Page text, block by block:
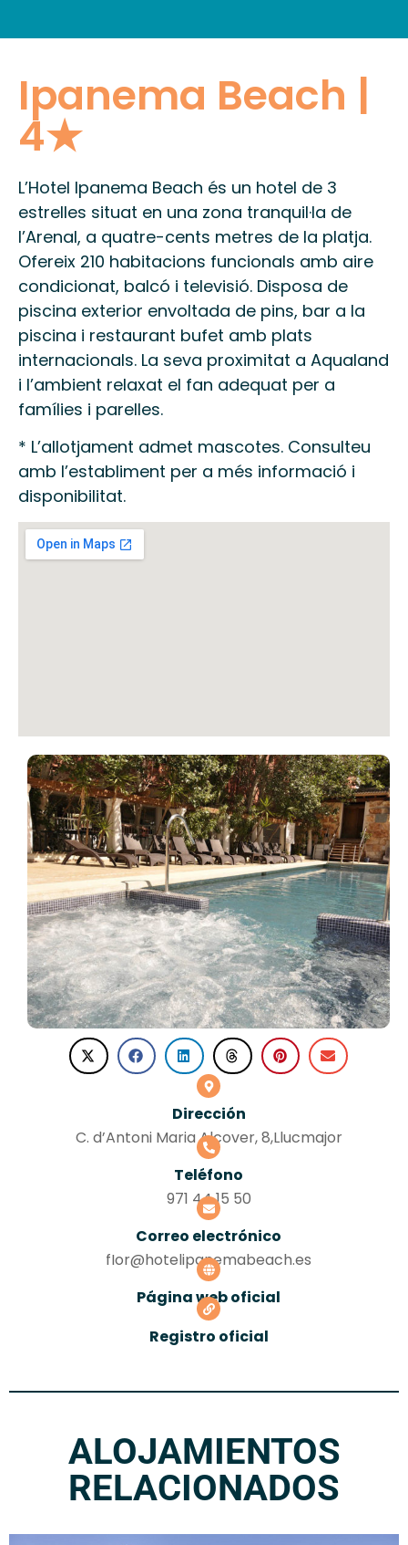
Ipanema Beach |
4★
L’Hotel Ipanema Beach és un hotel de 3
estrelles situat en una zona tranquil·la de
l’Arenal, a quatre-cents metres de la platja.
Ofereix 210 habitacions funcionals amb aire
condicionat, balcó i televisió. Disposa de
piscina exterior envoltada de pins, bar a la
piscina i restaurant bufet amb plats
internacionals. La seva proximitat a Aqualand
i l’ambient relaxat el fan adequat per a
famílies i parelles.
* L’allotjament admet mascotes. Consulteu
amb l’establiment per a més informació i
disponibilitat.
Dirección
C. d’Antoni Maria Alcover, 8,Llucmajor
Teléfono
971 44 15 50
Correo electrónico
fIor@hotelipanemabeach.es
Página web oficial
Registro oficial
ALOJAMIENTOS
RELACIONADOS